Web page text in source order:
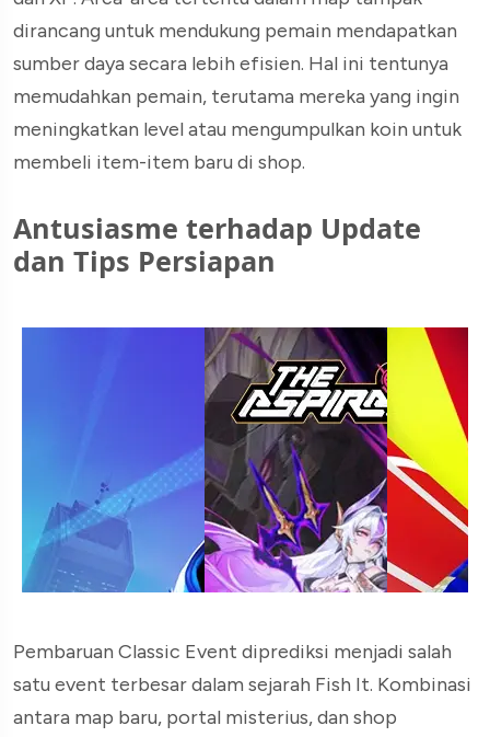
dirancang untuk mendukung pemain mendapatkan
sumber daya secara lebih efisien. Hal ini tentunya
memudahkan pemain, terutama mereka yang ingin
meningkatkan level atau mengumpulkan koin untuk
membeli item-item baru di shop.
Antusiasme terhadap Update
dan Tips Persiapan
Pembaruan Classic Event diprediksi menjadi salah
satu event terbesar dalam sejarah Fish It. Kombinasi
antara map baru, portal misterius, dan shop